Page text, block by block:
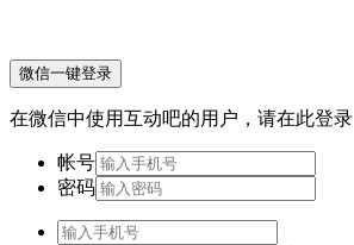
微信一键登录
在微信中使用互动吧的用户，请在此登录
帐号
密码